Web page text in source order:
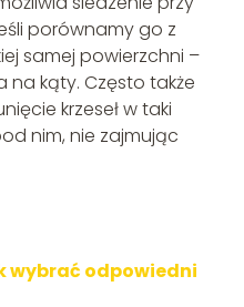
porównamy go z
samej powierzchni –
na kąty. Często także
krzeseł w taki
nim, nie zajmując
wybrać odpowiedni